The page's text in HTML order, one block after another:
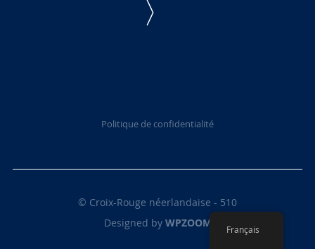
〉
Politique de confidentialité
© Croix-Rouge néerlandaise - 510
Designed by WPZOOM
Français